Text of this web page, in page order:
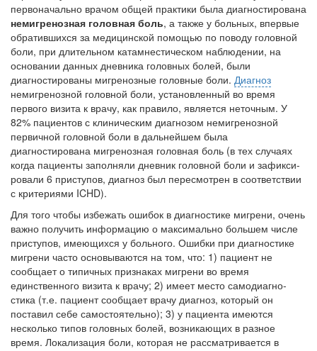
перво­начально врачом общей практики была диа­гностирована
немигренозная головная боль, а также у больных, впервые
обратившихся за ме­дицинской помощью по поводу головной
боли, при длительном катамнестическом наблюде­нии, на
основании данных дневника головных болей, были
диагностированы мигренозные головные боли. Диагноз
немигренозной голов­ной боли, установленный во время
первого ви­зита к врачу, как правило, является неточным. У
82% пациентов с клиническим диагнозом не­мигренозной
первичной головной боли в даль­нейшем была
диагностирована мигренозная головная боль (в тех случаях
когда пациенты заполняли дневник головной боли и зафикси­
ровали 6 приступов, диагноз был пересмотрен в соответствии
с критериями ICHD).
Для того чтобы избежать ошибок в диа­гностике мигрени, очень
важно получить ин­формацию о максимально большем числе
при­ступов, имеющихся у больного. Ошибки при диагностике
мигрени часто основываются на том, что: 1) пациент не
сообщает о типичных признаках мигрени во время
единственного визита к врачу; 2) имеет место самодиагно­
стика (т.е. пациент сообщает врачу диагноз, который он
поставил себе самостоятельно); 3) у пациента имеются
несколько типов головных болей, возникающих в разное
время. Лока­лизация боли, которая не рассматривается в